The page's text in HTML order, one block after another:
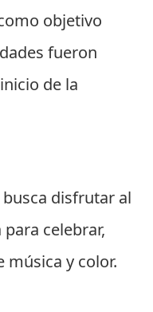
objetivo
fueron
de la
disfrutar al
celebrar,
música y color.